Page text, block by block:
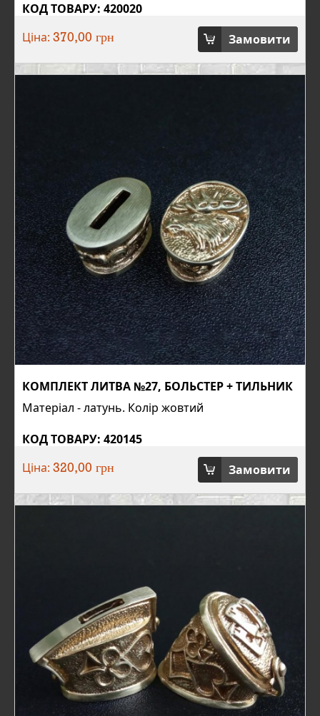
КОД ТОВАРУ: 420020
Ціна: 370,00 грн Замовити
КОМПЛЕКТ ЛИТВА №27, БОЛЬСТЕР + ТИЛЬНИК
Матеріал - латунь. Колір жовтий
КОД ТОВАРУ: 420145
Ціна: 320,00 грн Замовити